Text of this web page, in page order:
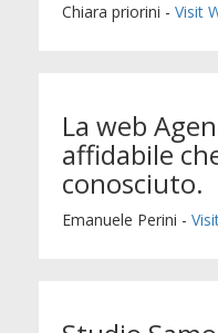
Chiara priorini - Visit
La web
affidabile
conosciuto.
Emanuele Perini -